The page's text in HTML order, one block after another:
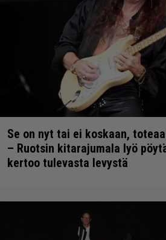
Se on nyt tai ei koskaan,
– Ruotsin kitarajumala lyö
kertoo tulevasta levystä